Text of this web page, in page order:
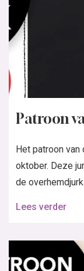
Patroon
Het patroon
oktober. Deze
de
Lees verder